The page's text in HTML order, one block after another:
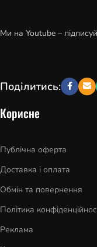
Ми на Youtube –
Поділитись:
Корисне
Публічна оферта
Доставка і оплата
Обмін та повернення
Політика
Реклама